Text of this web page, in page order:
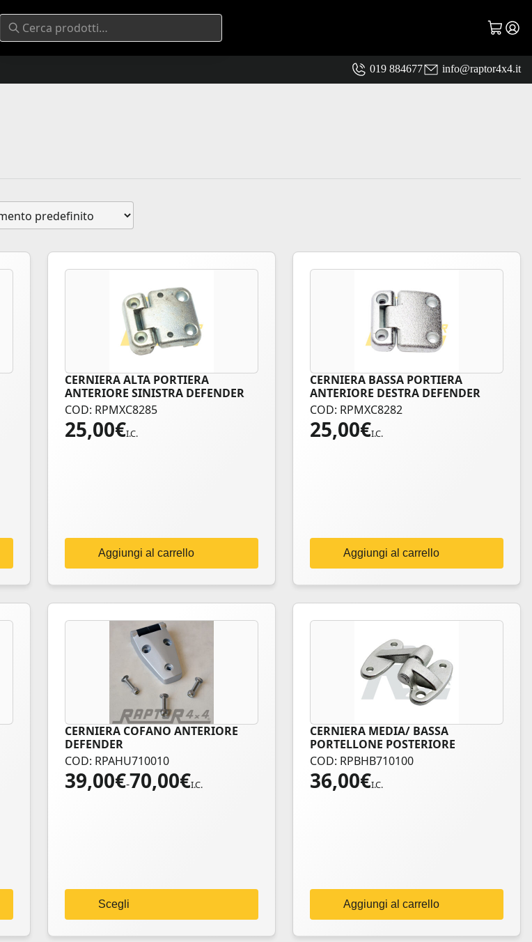
019 884677 info@raptor4x4.it
CERNIERA ALTA PORTIERA
ANTERIORE SINISTRA DEFENDER
COD: RPMXC8285
25,00€I.C.
Aggiungi al carrello
CERNIERA BASSA PORTIERA
ANTERIORE DESTRA DEFENDER
COD: RPMXC8282
25,00€I.C.
Aggiungi al carrello
CERNIERA COFANO ANTERIORE
DEFENDER
COD: RPAHU710010
39,00€-70,00€
Fascia
I.C.
Scegli
Questo
prodotto
ha
più
pagina
del
CERNIERA MEDIA/ BASSA
PORTELLONE POSTERIORE
DEFENDER
COD: RPBHB710100
36,00€I.C.
Aggiungi al carrello